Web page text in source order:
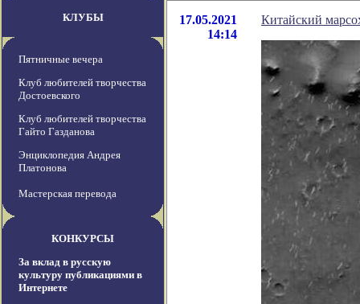
КЛУБЫ
Пятничные вечера
Клуб любителей творчества
Достоевского
Клуб любителей творчества
Гайто Газданова
Энциклопедия Андрея
Платонова
Мастерская перевода
КОНКУРСЫ
За вклад в русскую
культуру публикациями в
Интернете
17.05.2021
14:14
Китайский